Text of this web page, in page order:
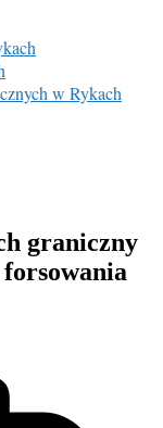
w Rykach
graniczny